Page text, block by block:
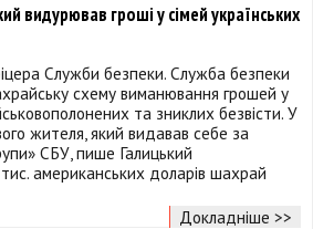
видурював гроші у сімей українських
Служби безпеки. Служба безпеки
схему виманювання грошей у
та зниклих безвісти. У
жителя, який видавав себе за
СБУ, пише Галицький
американських доларів шахрай
Докладніше >>